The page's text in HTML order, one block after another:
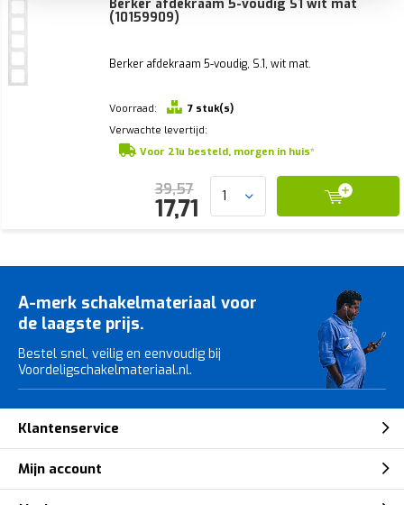
Berker afdekraam 5-voudig S1 wit mat
(10159909)
Berker afdekraam 5-voudig, S.1, wit mat.
Voorraad:
7 stuk(s)
Verwachte levertijd:
Voor 21u besteld, morgen in huis*
39,57
17,71
A-merk schakelmateriaal voor
de laagste prijs.
Bestel snel, veilig en eenvoudig bij
Voordeligschakelmateriaal.nl.
Klantenservice
Mijn account